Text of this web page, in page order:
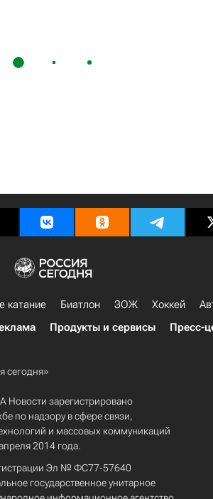
катание Биатлон ЗОЖ Хоккей
Продукты и сервисы Пресс-
сегодня»
Новости зарегистрировано
по надзору в сфере связи,
и массовых коммуникаций
2014 года.
Эл № ФС77-57640
государственное унитарное